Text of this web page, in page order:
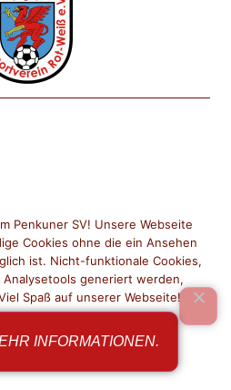
Penkuner SV! Unsere Webseite
Cookies ohne die ein Ansehen
ist. Nicht-funktionale Cookies,
generiert werden,
Spaß auf unserer Webseite!
INFORMATIONEN.